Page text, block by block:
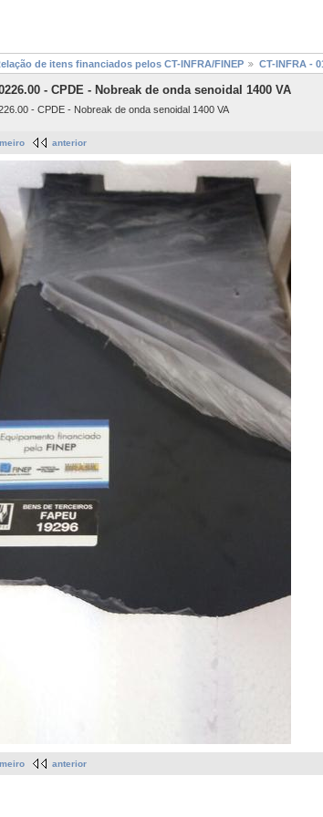
de itens financiados pelos CT-INFRA/FINEP CT-INFRA -
- CPDE - Nobreak de onda senoidal 1400 VA
- CPDE - Nobreak de onda senoidal 1400 VA
anterior
anterior